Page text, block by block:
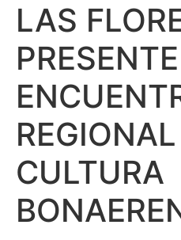
LAS
CULTURA